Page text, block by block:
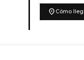
location_on Cómo